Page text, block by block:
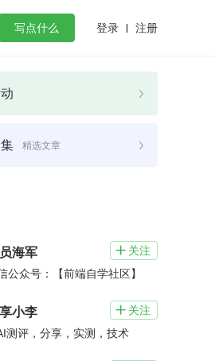
写点什么 登录 注册
精选文章
海军  关注
公众号：【前端自学社区】
小李  关注
测评，分享，实测，技术